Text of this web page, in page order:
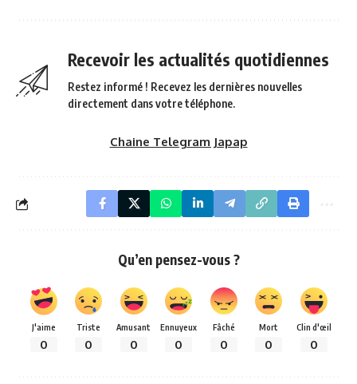
Recevoir les actualités quotidiennes
Restez informé ! Recevez les dernières nouvelles
directement dans votre téléphone.
Chaine Telegram Japap
Qu’en pensez-vous ?
J'aime
0
Triste
0
Amusant
0
Ennuyeux
0
Fâché
0
Mort
0
Clin d'œil
0